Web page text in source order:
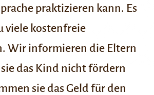
praktizieren kann. Es
viele kostenfreie
Wir informieren die Eltern
das Kind nicht fördern
sie das Geld für den